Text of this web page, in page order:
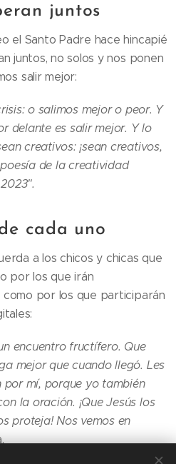
juntos
el Santo Padre hace hincapié
juntos, no solos y nos ponen
salir mejor:
o salimos mejor o peor. Y
delante es salir mejor. Y lo
creativos: ¡sean creativos,
de la creatividad
cada uno
a los chicos y chicas que
por los que irán
como por los que participarán
encuentro fructífero. Que
mejor que cuando llegó. Les
mí, porque yo también
la oración. ¡Que Jesús los
proteja! Nos vemos en